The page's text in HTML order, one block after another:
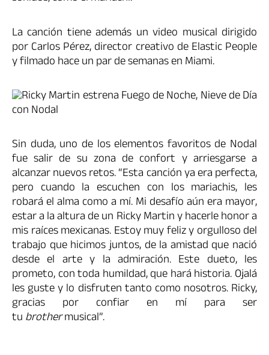
La canción tiene además un video musical dirigido
por Carlos Pérez, director creativo de Elastic People
y filmado hace un par de semanas en Miami.
Sin duda, uno de los elementos favoritos de Nodal
fue salir de su zona de confort y arriesgarse a
alcanzar nuevos retos. “Esta canción ya era perfecta,
pero cuando la escuchen con los mariachis, les
robará el alma como a mí. Mi desafío aún era mayor,
estar a la altura de un Ricky Martin y hacerle honor a
mis raíces mexicanas. Estoy muy feliz y orgulloso del
trabajo que hicimos juntos, de la amistad que nació
desde el arte y la admiración. Este dueto, les
prometo, con toda humildad, que hará historia. Ojalá
les guste y lo disfruten tanto como nosotros. Ricky,
gracias por confiar en mí para ser
tubrothermusical”.